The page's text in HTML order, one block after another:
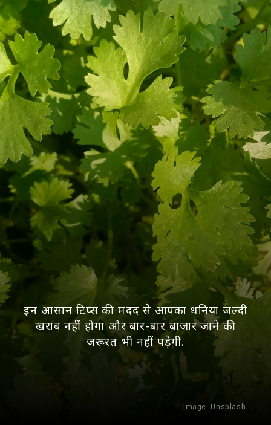
इन आसान टिप्स की मदद से आपका धनिया जल्दी
खराब नहीं होगा और बार-बार बाजार जाने की
जरूरत भी नहीं पड़ेगी.
Image:Unsplash